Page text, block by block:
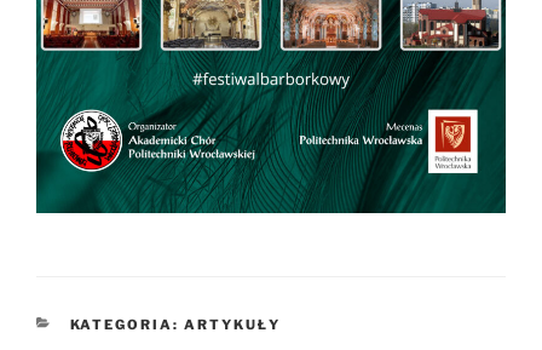
KATEGORIE
KATEGORIA: ARTYKUŁY